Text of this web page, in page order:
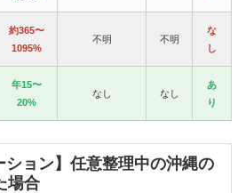
約365〜
1095%
不明 不明
な
し
年15〜
20%
なし なし
あ
り
ション】任意整理中の沖縄の
場合